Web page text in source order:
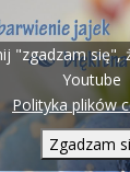
"zgadzam się",
Youtube
Polityka plików
Zgadzam